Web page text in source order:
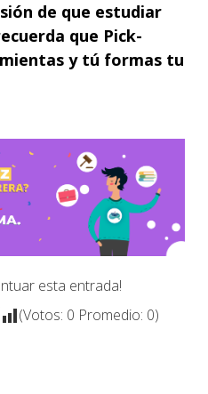
de que estudiar
que Pick-
y tú formas tu
esta entrada!
(Votos: 0 Promedio: 0)